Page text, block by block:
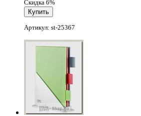
Скидка 6%
Артикул: st-25367